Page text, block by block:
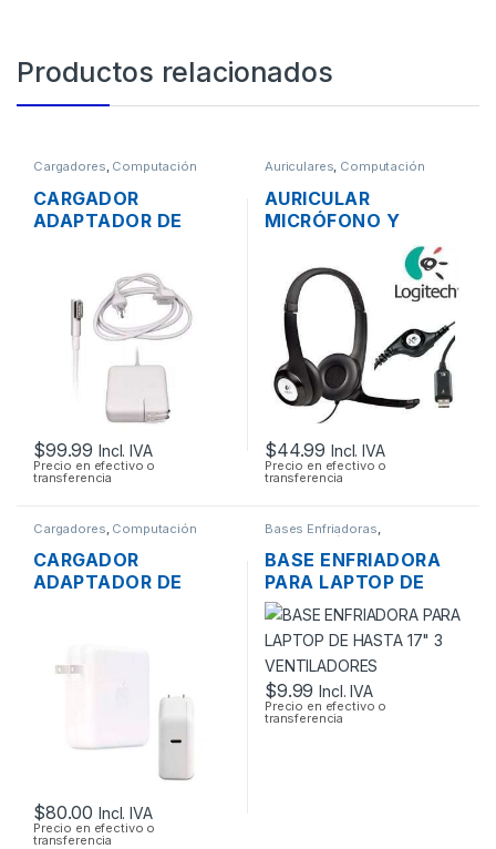
Productos relacionados
Cargadores, Computación
CARGADOR
ADAPTADOR DE
MAGSAFE 16.5V
3.65A 60W
ORIGINAL + CABLE
DE PODER
$99.99 Incl. IVA
Precio en efectivo o
transferencia
Auriculares, Computación
AURICULAR
MICRÓFONO Y
VOLUMEN LOGITECH
H390 USB
$44.99 Incl. IVA
Precio en efectivo o
transferencia
Cargadores, Computación
CARGADOR
ADAPTADOR DE
TIPO-C 3.1 20.2V
4.3A 87W ORIGINAL
$80.00 Incl. IVA
Precio en efectivo o
transferencia
Bases Enfriadoras,
Computación
BASE ENFRIADORA
PARA LAPTOP DE
HASTA 17″ 3
VENTILADORES
$9.99 Incl. IVA
Precio en efectivo o
transferencia